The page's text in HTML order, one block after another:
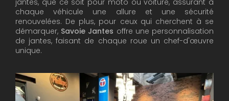
jantes, que ce soit pour moto ou voiture, assurant à
chaque véhicule une allure et une sécurité
renouvelées. De plus, pour ceux qui cherchent à se
démarquer, Savoie Jantes offre une personnalisation
de jantes, faisant de chaque roue un chef-d'œuvre
unique.